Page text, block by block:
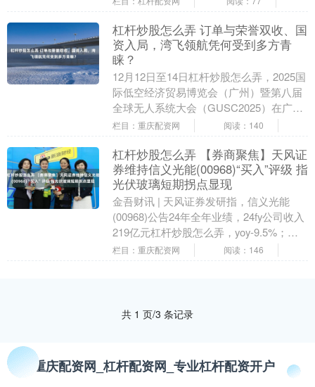
杠杆炒股怎么弄 订单与荣誉双收、国
资入局，湾飞领航凭何受到多方青
睐？
12月12日至14日杠杆炒股怎么弄，2025国
际低空经济贸易博览会（广州）暨第八届
全球无人系统大会（GUSC2025）在广交
会展馆举办。这是大湾区低空经济全球
栏目：重庆配资网 阅读：140
杠杆炒股怎么弄 【券商聚焦】天风证
券维持信义光能(00968)“买入”评级 指
光伏玻璃短期拐点显现
金吾财讯 | 天风证券发研指，信义光能
(00968)公告24年全年业绩，24fy公司收入
219亿元杠杆炒股怎么弄，yoy-9.5%；归
母净利10亿元，yoy-7....
栏目：重庆配资网 阅读：146
共 1 页/3 条记录
重庆配资网_杠杆配资网_专业杠杆配资开户